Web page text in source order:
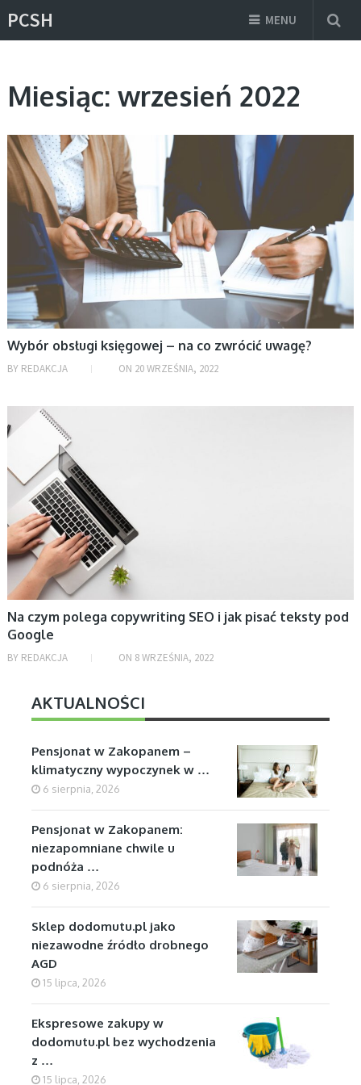
PCSH MENU
Miesiąc: wrzesień 2022
AKTUALNOŚCI, BIZNES
Wybór obsługi księgowej – na co zwrócić uwagę?
BY REDAKCJA ON 20 WRZEŚNIA, 2022
AKTUALNOŚCI, BIZNES
Na czym polega copywriting SEO i jak pisać teksty pod
Google
BY REDAKCJA ON 8 WRZEŚNIA, 2022
AKTUALNOŚCI
Pensjonat w Zakopanem –
klimatyczny wypoczynek w …
6 sierpnia, 2026
Pensjonat w Zakopanem:
niezapomniane chwile u
podnóża …
6 sierpnia, 2026
Sklep dodomutu.pl jako
niezawodne źródło drobnego
AGD
15 lipca, 2026
Ekspresowe zakupy w
dodomutu.pl bez wychodzenia
z …
15 lipca, 2026